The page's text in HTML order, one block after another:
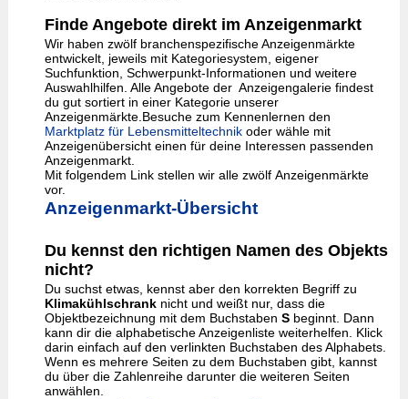
Finde Angebote direkt im Anzeigenmarkt
Wir haben zwölf branchenspezifische Anzeigenmärkte
entwickelt, jeweils mit Kategoriesystem, eigener
Suchfunktion, Schwerpunkt-Informationen und weitere
Auswahlhilfen. Alle Angebote der Anzeigengalerie findest
du gut sortiert in einer Kategorie unserer
Anzeigenmärkte.Besuche zum Kennenlernen den
Marktplatz für Lebensmitteltechnikoder wähle mit
Anzeigenübersicht einen für deine Interessen passenden
Anzeigenmarkt.
Mit folgendem Link stellen wir alle zwölf Anzeigenmärkte
vor.
Anzeigenmarkt-Übersicht
Du kennst den richtigen Namen des Objekts
nicht?
Du suchst etwas, kennst aber den korrekten Begriff zu
Klimakühlschranknicht und weißt nur, dass die
Objektbezeichnung mit dem Buchstaben Sbeginnt. Dann
kann dir die alphabetische Anzeigenliste weiterhelfen. Klick
darin einfach auf den verlinkten Buchstaben des Alphabets.
Wenn es mehrere Seiten zu dem Buchstaben gibt, kannst
du über die Zahlenreihe darunter die weiteren Seiten
anwählen.